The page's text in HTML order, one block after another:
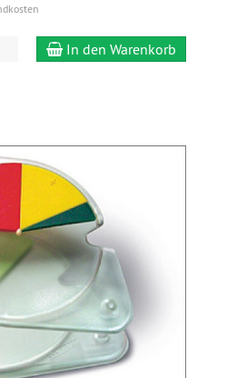
In den Warenkorb